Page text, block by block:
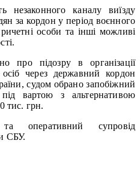
незаконного каналу виїзду
за кордон у період воєнного
особи та інші можливі
про підозру в організації
через державний кордон
судом обрано запобіжний
вартою з альтернативою
тис. грн.
та оперативний супровід
СБУ.